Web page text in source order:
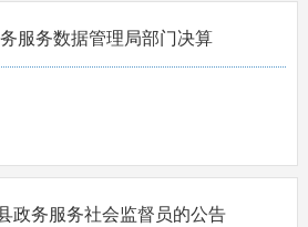
服务数据管理局部门决算
政务服务社会监督员的公告